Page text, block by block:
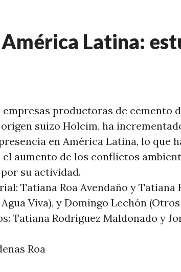
Latina:
empresas productoras de cemento
suizo Holcim, ha
en América Latina, lo que
aumento de los conflictos
su actividad.
Tatiana Roa Avendaño y Tatiana
Viva), y Domingo Lechón
Tatiana Rodríguez Maldonado y
Roa